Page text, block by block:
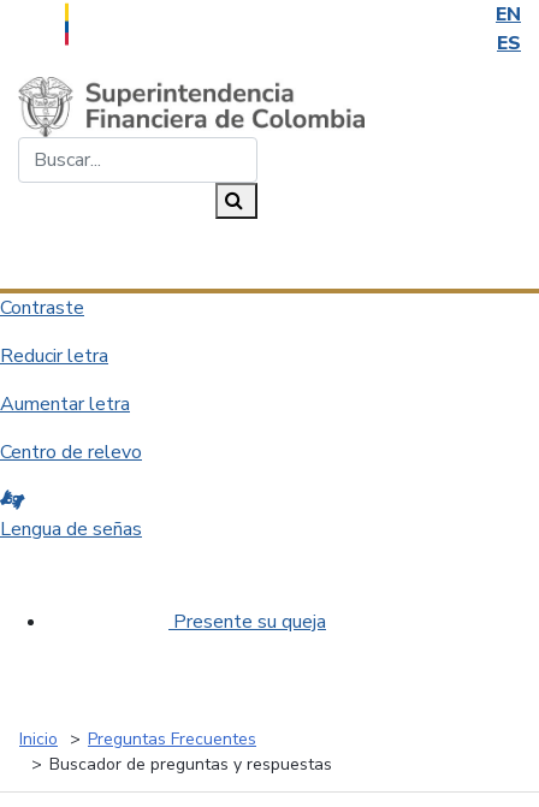
EN
ES
Saltar al contenido principal
Contraste
Reducir letra
Aumentar letra
Centro de relevo
Lengua de señas
Presente su queja
Inicio
Preguntas Frecuentes
Buscador de preguntas y respuestas